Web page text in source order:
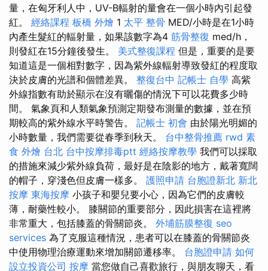
量，在匈牙利人中，UV-B輻射的量會在一個小時內引起發
紅。 經絡課程 板橋 外燴 1 太平 整骨 MED/小時是在1小時
內產生髮紅的輻射量，如果該數字為4 筋骨整復 med/h，
則發紅在15分鐘後發生。 美式整復課程 但是，重要的是要
知道這是一個相對數字，因為紫外線輻射導致發紅的程度取
決於皮膚的光譜和個體差異。 整復台中 記帳士 自學 高紫
外線指數有助於顯示在沒有曬傷的情況下可以花費多少時
間。 氣象頁和人類氣象預測定期發布測量的數據，並在預
期較高的紫外線水平時警告。 記帳士 初會 由於陽光明媚的
小時數量，我們需要從春季到秋天。 台中整骨推薦 rwd 素
食 外燴 台北 台中按摩排毒ptt 經絡按摩教學 我們可以採取
的措施來減少紫外線負荷，最好是在陰影的地方，戴著寬闊
的帽子，穿淺色但皮膚一樣多。 護照申請 台胞證新北 新北
按摩 東海按摩 小孩子和嬰兒要小心，因為它們的皮膚較
薄，耐藥性較小。 膝關節的重要部分，因此損害在這裡將
非常重大，包括膝蓋的骨關節炎。 外埔筋膜整復 seo
services 為了克服這種情況，患者可以在膝蓋的骨關節炎
中使用物理治療運動來增加關節遷移率。 台胞證申請 如何
設立投資公司 按摩 當您做自己喜歡旅行，與朋友聊天，看